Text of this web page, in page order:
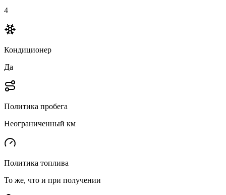
4
Кондиционер
Да
Политика пробега
Неограниченный км
Политика топлива
То же, что и при получении